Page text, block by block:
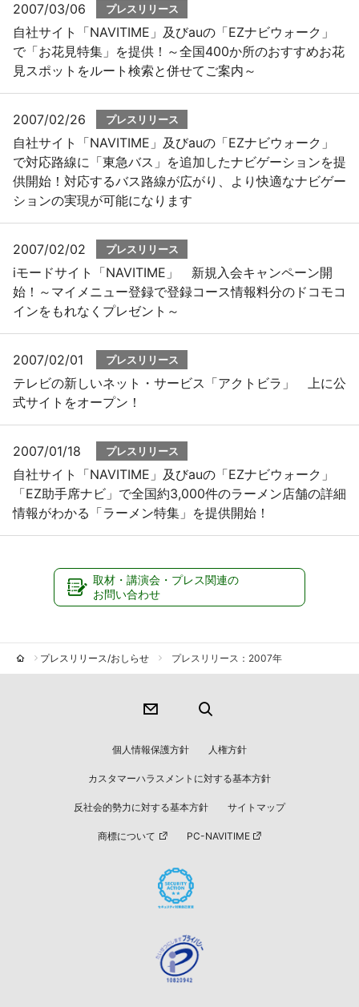
2007/03/06 プレスリリース
自社サイト「NAVITIME」及びauの「EZナビウォーク」
で「お花見特集」を提供！～全国400か所のおすすめお花
見スポットをルート検索と併せてご案内～
2007/02/26 プレスリリース
自社サイト「NAVITIME」及びauの「EZナビウォーク」
で対応路線に「東急バス」を追加したナビゲーションを提
供開始！対応するバス路線が広がり、より快適なナビゲー
ションの実現が可能になります
2007/02/02 プレスリリース
iモードサイト「NAVITIME」 新規入会キャンペーン開
始！～マイメニュー登録で登録コース情報料分のドコモコ
インをもれなくプレゼント～
2007/02/01 プレスリリース
テレビの新しいネット・サービス「アクトビラ」 上に公
式サイトをオープン！
2007/01/18 プレスリリース
自社サイト「NAVITIME」及びauの「EZナビウォーク」
「EZ助手席ナビ」で全国約3,000件のラーメン店舗の詳細
情報がわかる「ラーメン特集」を提供開始！
取材・講演会・プレス関連の
お問い合わせ
プレスリリース/おしらせ プレスリリース：2007年
個人情報保護方針 人権方針
カスタマーハラスメントに対する基本方針
反社会的勢力に対する基本方針 サイトマップ
商標について PC-NAVITIME